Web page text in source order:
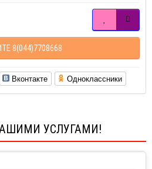
8(044)7708668
Вконтакте Одноклассники
УСЛУГАМИ!